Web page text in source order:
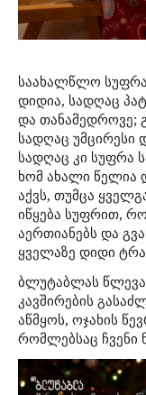
საახალწლო
დიდია, სადღაც
და თანამედროვე;
სადღაც უმცირესი
სადღაც კი სუფრა
ხომ ახალი წელია
აქვს, თუმცა
იწყება სუფრით,
აერთიანებს და
ყველაზე დიდი
ბლუტაბლას
კავშირების
აწმყოს, ოჯახის
რომლებსაც ჩვენი